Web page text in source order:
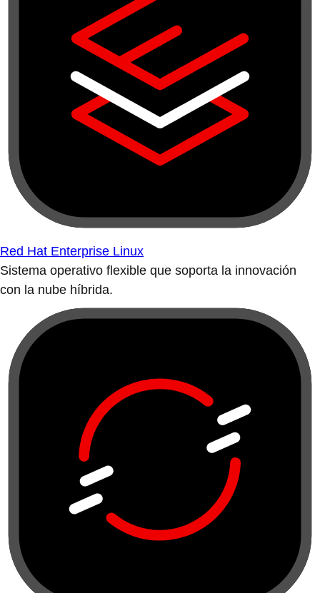
Red Hat Enterprise Linux
Sistema operativo flexible que soporta la innovación
con la nube híbrida.